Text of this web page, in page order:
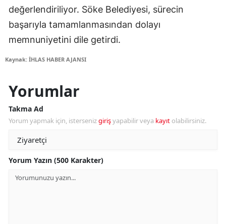
değerlendiriliyor. Söke Belediyesi, sürecin
başarıyla tamamlanmasından dolayı
memnuniyetini dile getirdi.
Kaynak: İHLAS HABER AJANSI
Yorumlar
Takma Ad
Yorum yapmak için, istersenizgirişyapabilir veya kayıt olabilirsiniz.
Yorum Yazın (500 Karakter)